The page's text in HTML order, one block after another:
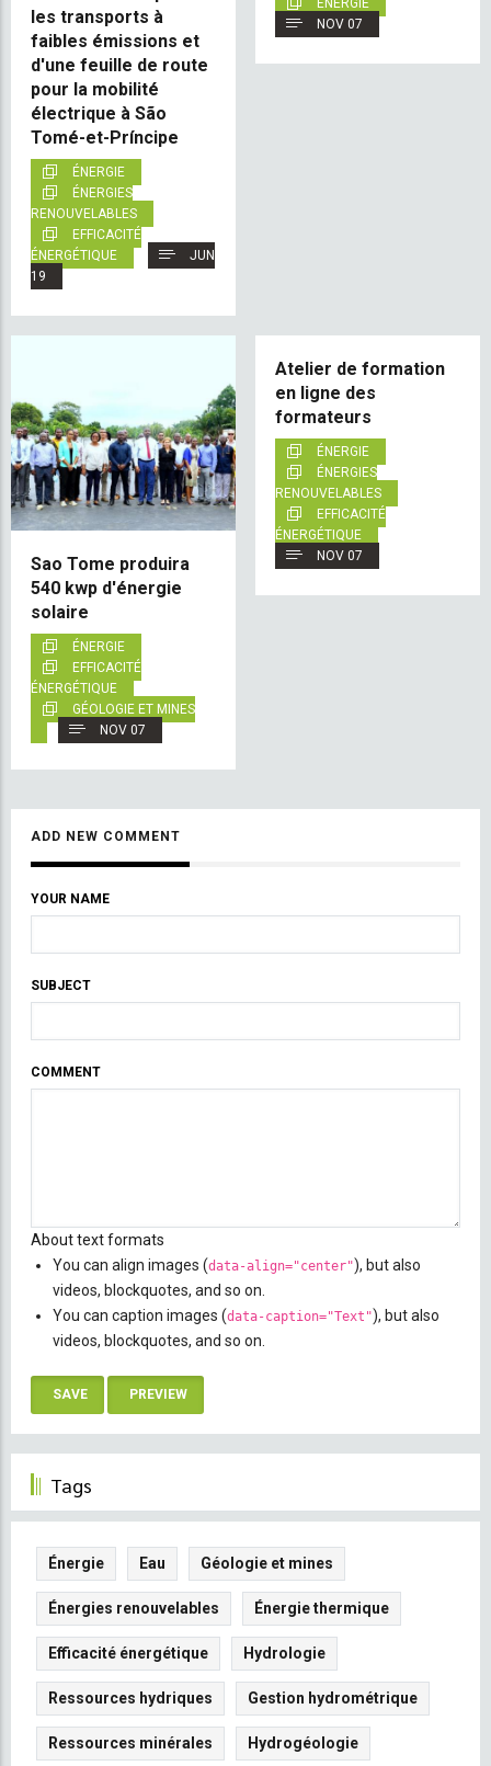
les transports à
faibles émissions et
d'une feuille de route
pour la mobilité
électrique à São
Tomé-et-Príncipe
ÉNERGIE
ÉNERGIES
RENOUVELABLES
EFFICACITÉ
ÉNERGÉTIQUE
JUN
19
ÉNERGIE
NOV 07
Sao Tome produira
540 kwp d'énergie
solaire
ÉNERGIE
EFFICACITÉ
ÉNERGÉTIQUE
GÉOLOGIE ET MINES
NOV 07
Atelier de formation
en ligne des
formateurs
ÉNERGIE
ÉNERGIES
RENOUVELABLES
EFFICACITÉ
ÉNERGÉTIQUE
NOV 07
ADD NEW COMMENT
YOUR NAME
SUBJECT
COMMENT
About text formats
You can align images (data-align="center"), but also
videos, blockquotes, and so on.
You can caption images (data-caption="Text"), but also
videos, blockquotes, and so on.
Tags
Énergie Eau Géologie et mines
Énergies renouvelables Énergie thermique
Efficacité énergétique Hydrologie
Ressources hydriques Gestion hydrométrique
Ressources minérales Hydrogéologie